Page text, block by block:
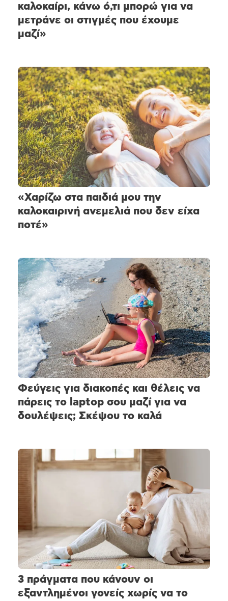
καλοκαίρι, κάνω ό,τι μπορώ για να
μετράνε οι στιγμές που έχουμε
μαζί»
«Χαρίζω στα παιδιά μου την
καλοκαιρινή ανεμελιά που δεν είχα
ποτέ»
Φεύγεις για διακοπές και θέλεις να
πάρεις το laptop σου μαζί για να
δουλέψεις; Σκέψου το καλά
3 πράγματα που κάνουν οι
εξαντλημένοι γονείς χωρίς να το